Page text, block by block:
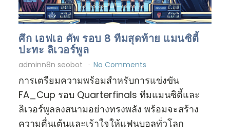
ศึก เอฟเอ คัพ รอบ 8 ทีมสุดท้าย แมนซิตี้
ปะทะ ลิเวอร์พูล
adminn8n seobot No Comments
การเตรียมความพร้อมสำหรับการแข่งขัน
FA_Cup รอบ Quarterfinals ทีมแมนซิตี้และ
ลิเวอร์พูลลงสนามอย่างทรงพลัง พร้อมจะสร้าง
ความตื่นเต้นและเร้าใจให้แฟนบอลทั่วโลก